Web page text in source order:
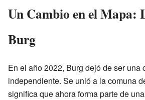
Un Cambio en el Mapa:
Burg
En el año 2022, Burg dejó de ser una
independiente. Se unió a la comuna
significa que ahora forma parte de